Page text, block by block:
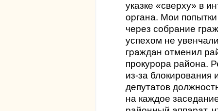
указке «сверху» в
органа. Мои
через собрание
успехом не
граждан отменил
прокурора района.
из-за блокирования
депутатов
на каждое